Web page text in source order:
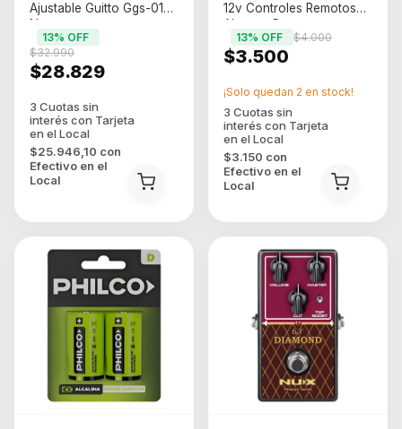
Ajustable Guitto Ggs-01
Negro
$28.829
$32.990
13% OFF
$25.946,10 con
Efectivo en el
Local
12v Controles Remotos
Alarmas Portones
$3.500
$4.000
13% OFF
$3.150 con
Efectivo en el
Local
¡Solo quedan 2 en stock!